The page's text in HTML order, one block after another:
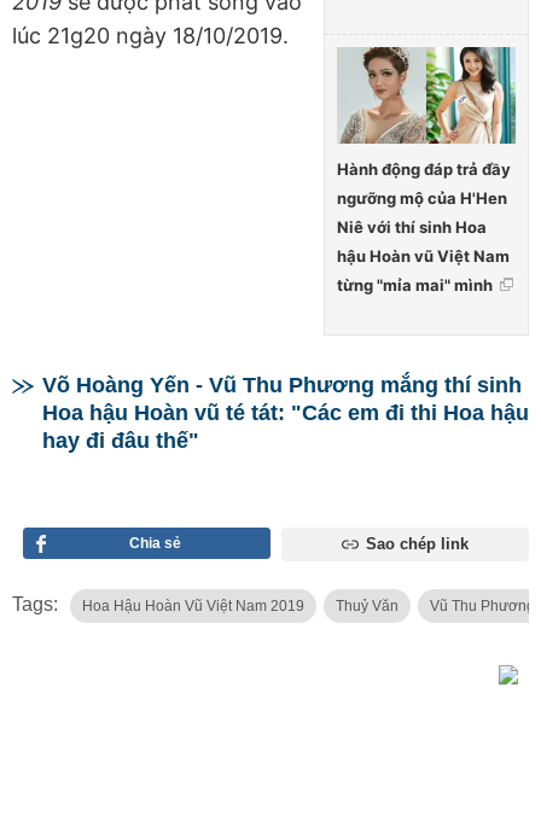
Hành động đáp trả đầy
ngưỡng mộ của H'Hen
Niê với thí sinh Hoa
hậu Hoàn vũ Việt Nam
từng "mỉa mai" mình
lúc 21g20 ngày 18/10/2019.
Võ Hoàng Yến - Vũ Thu Phương mắng thí sinh
Hoa hậu Hoàn vũ té tát: "Các em đi thi Hoa hậu
hay đi đâu thế"
Chia sẻ Sao chép link
Tags: Hoa Hậu Hoàn Vũ Việt Nam 2019 Thuỷ Văn Vũ Thu Phương